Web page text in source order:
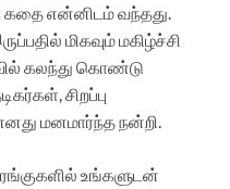
கதை என்னிடம் வந்தது.
மிகவும் மகிழ்ச்சி
கலந்து கொண்டு
சிறப்பு
மனமார்ந்த நன்றி.
உங்களுடன்